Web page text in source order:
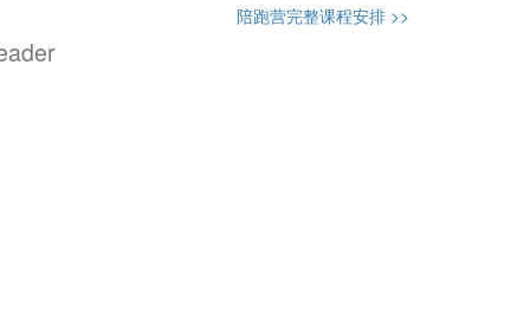
陪跑营完整课程安排 >>